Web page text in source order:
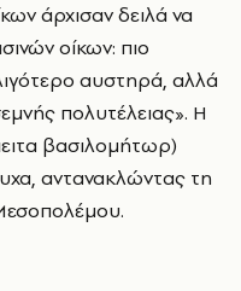
άρχισαν δειλά να
οίκων: πιο
αυστηρά, αλλά
πολυτέλειας». Η
βασιλομήτωρ)
αντανακλώντας τη